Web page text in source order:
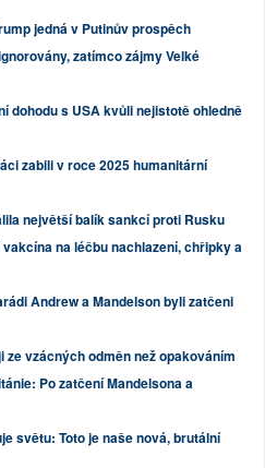
jedná v Putinův prospěch
zatímco zájmy Velké
dohodu s USA kvůli nejistotě ohledně
zabili v roce 2025 humanitární
největší balík sankcí proti Rusku
na léčbu nachlazení, chřipky a
Andrew a Mandelson byli zatčeni
ze vzácných odměn než opakováním
Po zatčení Mandelsona a
světu: Toto je naše nová, brutální